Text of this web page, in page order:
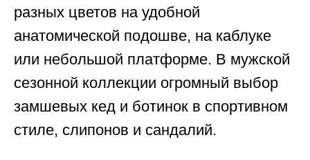
разных цветов на удобной
анатомической подошве, на каблуке
или небольшой платформе. В мужской
сезонной коллекции огромный выбор
замшевых кед и ботинок в спортивном
стиле, слипонов и сандалий.